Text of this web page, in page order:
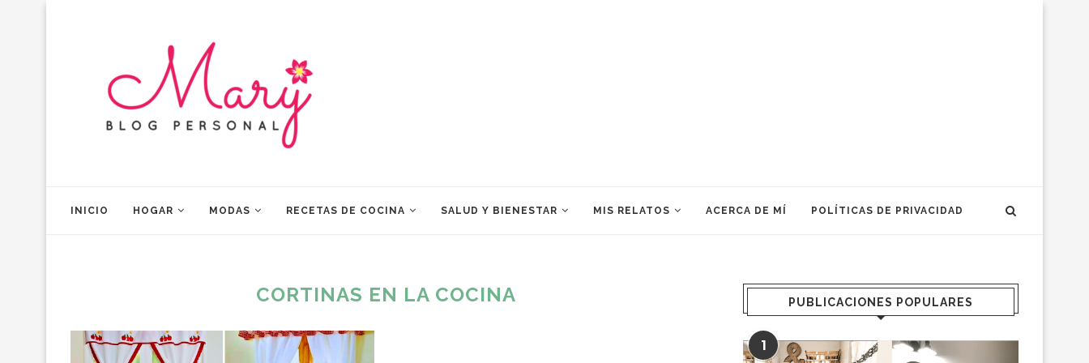
INICIO HOGAR MODAS RECETAS DE COCINA SALUD Y BIENESTAR MIS RELATOS ACERCA DE MÍ POLÍTICAS DE PRIVACIDAD
CORTINAS EN LA COCINA PUBLICACIONES POPULARES
1